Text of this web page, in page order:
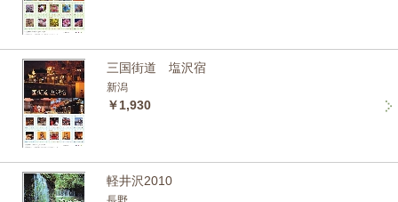
三国街道 塩沢宿
新潟
￥1,930
軽井沢2010